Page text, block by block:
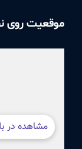
موقعیت روی